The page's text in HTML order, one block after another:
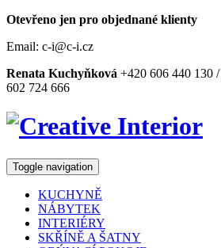
Otevřeno jen pro objednané klienty
Email: c-i@c-i.cz
Renata Kuchyňková +420 606 440 130 /
602 724 666
Toggle navigation
KUCHYNĚ
NÁBYTEK
INTERIÉRY
SKŘÍNĚ A ŠATNY